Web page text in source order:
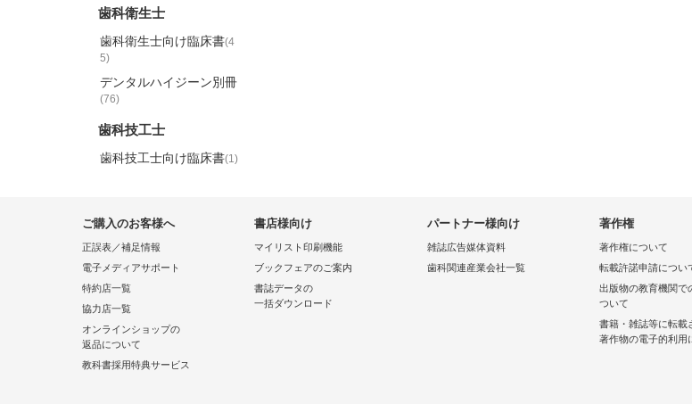
歯科衛生士
歯科衛生士向け臨床書(4
5)
デンタルハイジーン別冊
(76)
歯科技工士
歯科技工士向け臨床書(1)
ご購入のお客様へ
正誤表／補足情報
電子メディアサポート
特約店一覧
協力店一覧
オンラインショップの
返品について
教科書採用特典サービス
書店様向け
マイリスト印刷機能
ブックフェアのご案内
書誌データの
一括ダウンロード
パートナー様向け
雑誌広告媒体資料
歯科関連産業会社一覧
著作権
著作権について
転載許諾申請につい
出版物の教育機関で
ついて
書籍・雑誌等に転載
著作物の電子的利用